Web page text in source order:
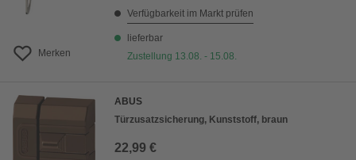
Merken
Verfügbarkeit im Markt prüfen
lieferbar
Zustellung 13.08. - 15.08.
ABUS
Türzusatzsicherung, Kunststoff, braun
22,99 €